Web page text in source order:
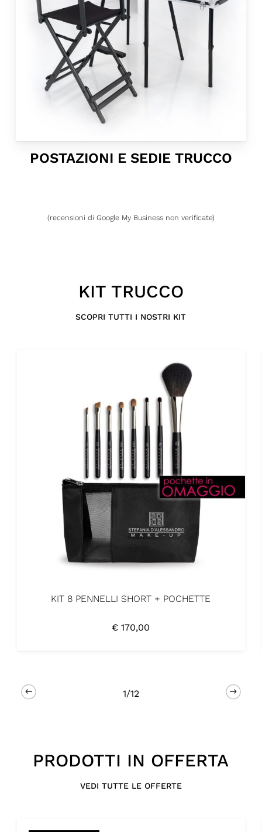
POSTAZIONI E SEDIE TRUCCO
(recensioni di Google My Business non verificate)
KIT TRUCCO
SCOPRI TUTTI I NOSTRI KIT
KIT 8 PENNELLI SHORT + POCHETTE
€ 170,00
1/12
PRODOTTI IN OFFERTA
VEDI TUTTE LE OFFERTE